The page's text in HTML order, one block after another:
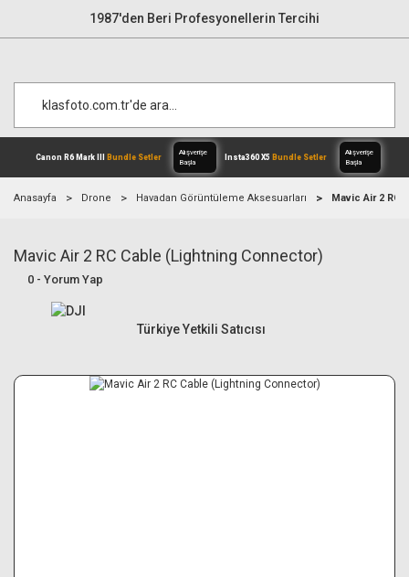
1987'den Beri Profesyonellerin Tercihi
Canon R6 Mark IIIBundle Setler
Alışverişe
Anasayfa Drone Havadan Görüntüleme Aksesuarları Mavic Air 2 RC
Mavic Air 2 RC Cable (Lightning Connector)
0 - Yorum Yap
Türkiye Yetkili Satıcısı